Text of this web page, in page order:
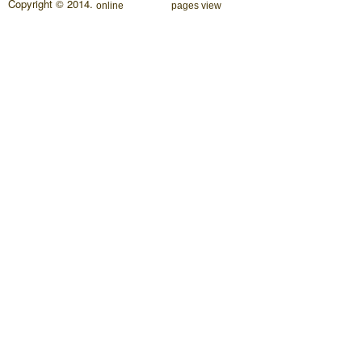
Copyright © 2014. online pages view